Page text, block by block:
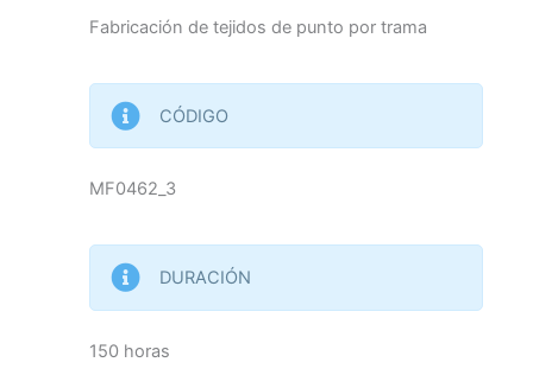
Fabricación de tejidos de punto por trama
CÓDIGO
MF0462_3
DURACIÓN
150 horas